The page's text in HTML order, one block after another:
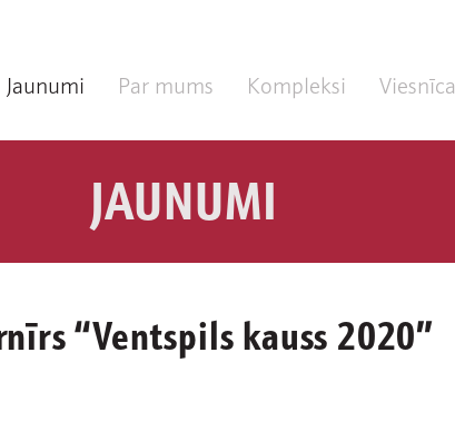
Jaunumi Par mums Kompleksi Viesnīca
JAUNUMI
“Ventspils kauss 2020”